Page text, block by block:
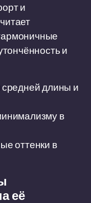
и
и
длины и
в
оттенки в
её